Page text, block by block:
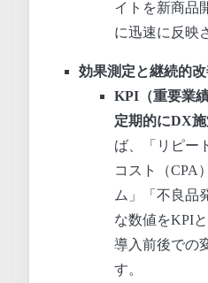
イトを新商品
に迅速に反映
効果測定と継続的
KPI（重要業
定期的にDX
ば、「リピー
コスト（CPA
ム」「不良品
な数値をKPI
導入前後での
す。